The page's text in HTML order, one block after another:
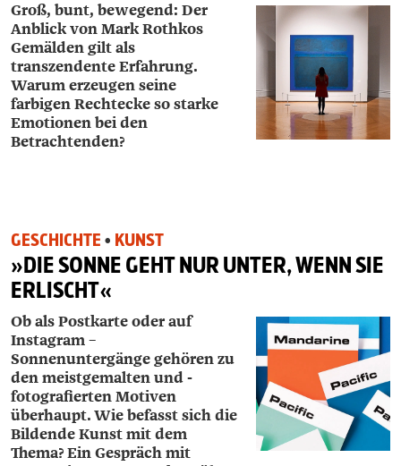
Groß, bunt, bewegend: Der
Anblick von Mark ­Rothkos
Gemälden gilt als
transzendente Erfahrung.
Warum erzeugen seine
farbigen Rechtecke so starke
Emotionen bei den
Betrachtenden?
GESCHICHTE • KUNST
»DIE SONNE GEHT NUR UNTER, WENN SIE
ERLISCHT«
Ob als Postkarte oder auf
Instagram –
Sonnenuntergänge gehören zu
den meistgemalten und -
fotografierten Motiven
überhaupt. Wie befasst sich die
Bildende Kunst mit dem
Thema? Ein Gespräch mit